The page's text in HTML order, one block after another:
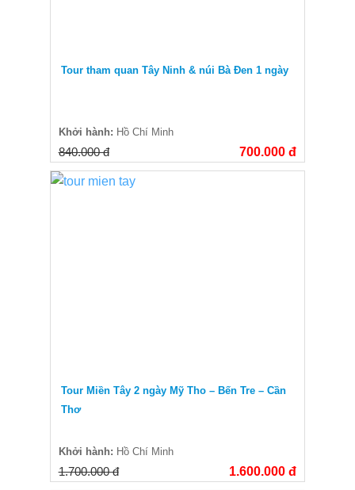
Tour tham quan Tây Ninh & núi Bà Đen 1 ngày
Khởi hành: Hồ Chí Minh
840.000 đ 700.000 đ
Tour Miền Tây 2 ngày Mỹ Tho – Bến Tre – Cần
Thơ
Khởi hành: Hồ Chí Minh
1.700.000 đ 1.600.000 đ